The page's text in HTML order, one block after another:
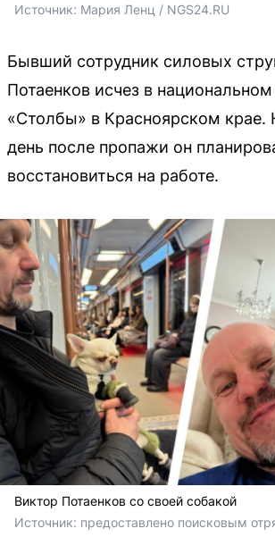
Источник: Мария Ленц / NGS24.RU
Бывший сотрудник силовых
Потаенков исчез в
«Столбы» в Красноярском
день после пропажи он
восстановиться на работе.
Виктор Потаенков со своей собакой
Источник: предоставлено поисковым